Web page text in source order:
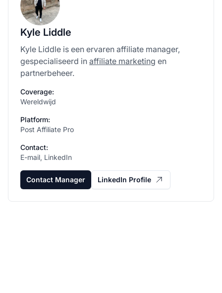
Kyle Liddle
Kyle Liddle is een ervaren affiliate manager,
gespecialiseerd in affiliate marketing en
partnerbeheer.
Coverage:
Wereldwijd
Platform:
Post Affiliate Pro
Contact:
E-mail, LinkedIn
Contact Manager LinkedIn Profile